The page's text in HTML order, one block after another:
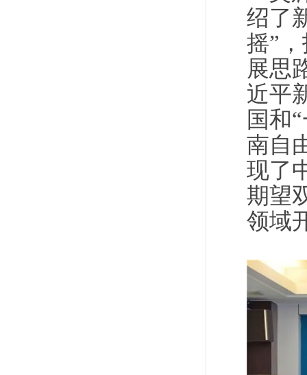
绍了
摇”
展思
近平
国和
南自
现了
期望
领域